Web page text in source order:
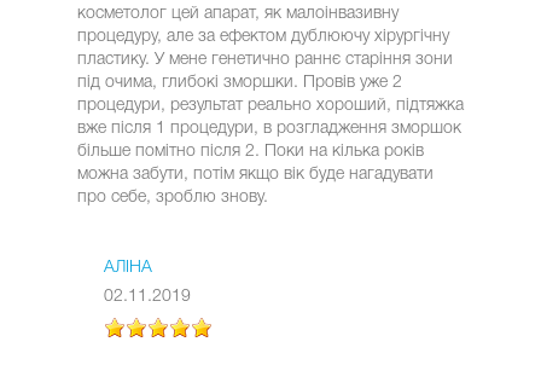
косметолог цей апарат, як малоінвазивну
процедуру, але за ефектом дублюючу хірургічну
пластику. У мене генетично раннє старіння зони
під очима, глибокі зморшки. Провів уже 2
процедури, результат реально хороший, підтяжка
вже після 1 процедури, в розгладження зморшок
більше помітно після 2. Поки на кілька років
можна забути, потім якщо вік буде нагадувати
про себе, зроблю знову.
АЛІНА
02.11.2019